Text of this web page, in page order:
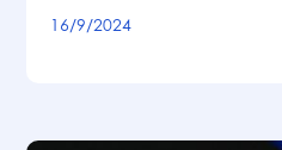
16/9/2024